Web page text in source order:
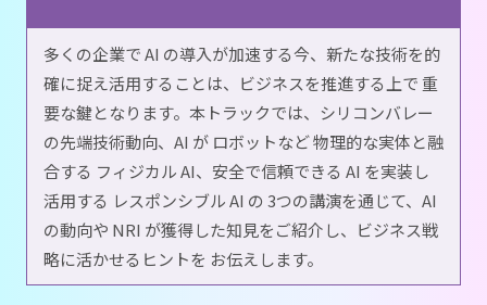
多くの企業で AI の導入が加速する今、新たな技術を的
確に捉え活用することは、ビジネスを推進する上で 重
要な鍵となります。本トラックでは、シリコンバレー
の先端技術動向、AI が ロボットなど 物理的な実体と融
合する フィジカル AI、安全で信頼できる AI を実装し
活用する レスポンシブル AI の 3つの講演を通じて、AI
の動向や NRI が獲得した知見をご紹介し、ビジネス戦
略に活かせるヒントを お伝えします。